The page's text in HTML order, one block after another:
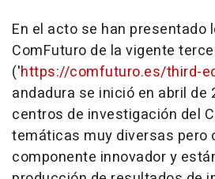
En el acto se han presentado
ComFuturo de la vigente
('https://comfuturo.es/third-
andadura se inició en abril de
centros de investigación del
temáticas muy diversas pero
componente innovador y